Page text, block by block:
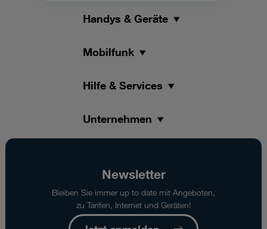
Handys & Geräte
Mobilfunk
Hilfe & Services
Unternehmen
Newsletter
Bleiben Sie immer up to date mit Angeboten,
zu Tarifen, Internet und Geräten!